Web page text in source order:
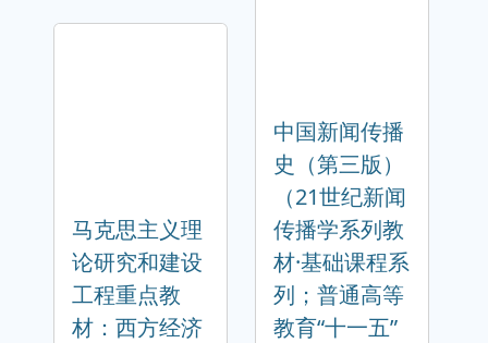
马克思主义理
论研究和建设
工程重点教
材：西方经济
中国新闻传播
史（第三版）
（21世纪新闻
传播学系列教
材·基础课程系
列；普通高等
教育“十一五”